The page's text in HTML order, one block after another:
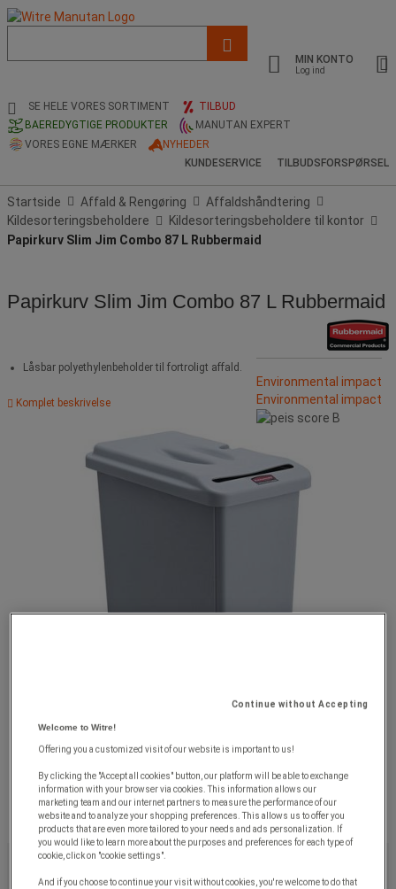
og
søgehistorik
MIN KONTO
Log ind
SE HELE VORES SORTIMENT
TILBUD
BAEREDYGTIGE PRODUKTER
MANUTAN EXPERT
VORES EGNE MÆRKER
NYHEDER
KUNDESERVICE
TILBUDSFORSPØRSEL
Startside Affald & Rengøring
Affaldshåndtering
Kildesorteringsbeholdere
Kildesorteringsbeholdere til kontor
Papirkurv Slim Jim Combo 87 L Rubbermaid
Papirkurv Slim Jim Combo 87 L Rubbermaid
Låsbar polyethylenbeholder til fortroligt affald.
Komplet beskrivelse
Environmental impact
Environmental impact
1.805,00 kru. moms
2.256,25 krinkl. moms
Continue without Accepting
Welcome to Witre!
Offering you a customized visit of our website is important to us!
By clicking the "Accept all cookies" button, our platform will be able to exchange
information with your browser via cookies. This information allows our
marketing team and our internet partners to measure the performance of our
website and to analyze your shopping preferences. This allows us to offer you
products that are even more tailored to your needs and ads personalization. If
you would like to learn more about the purposes and preferences for each type of
cookie, click on "cookie settings".
And if you choose to continue your visit without cookies, you're welcome to do that